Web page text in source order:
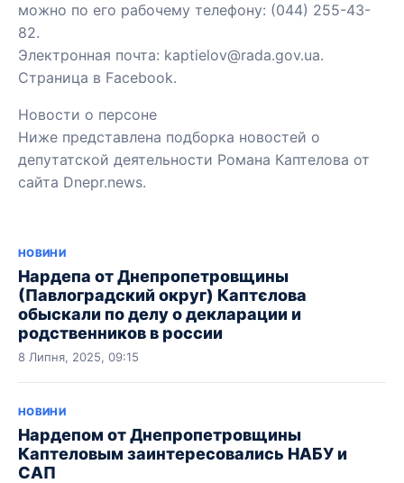
можно по его рабочему телефону: (044) 255-43-
82.
Электронная почта: kaptielov@rada.gov.ua.
Страница в Facebook.
Новости о персоне
Ниже представлена подборка новостей о
депутатской деятельности Романа Каптелова от
сайта Dnepr.news.
НОВИНИ
Нардепа от Днепропетровщины
(Павлоградский округ) Каптєлова
обыскали по делу о декларации и
родственников в россии
8 Липня, 2025, 09:15
НОВИНИ
Нардепом от Днепропетровщины
Каптеловым заинтересовались НАБУ и
САП